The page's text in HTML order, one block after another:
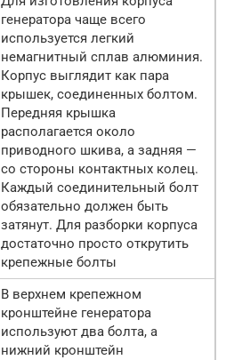
генератора чаще всего
используется легкий
немагнитный сплав алюминия.
Корпус выглядит как пара
крышек, соединенных болтом.
Передняя крышка
располагается около
приводного шкива, а задняя —
со стороны контактных колец.
Каждый соединительный болт
обязательно должен быть
затянут. Для разборки корпуса
достаточно просто открутить
крепежные болты
В верхнем крепежном
кронштейне генератора
используют два болта, а
нижний кронштейн